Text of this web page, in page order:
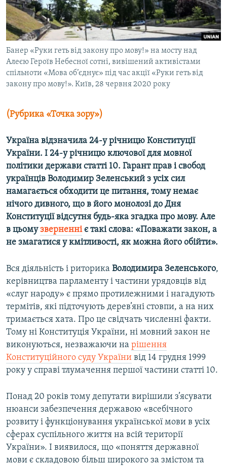
КРИМ РЕАЛІЇ
РУС
УКР
КТАТ
ДОЛУЧАЙСЯ!
Усі сайти RFE/RL
Банер «Руки геть від закону про мову!» на мосту над
Алеєю Героїв Небесної сотні, вивішений активістами
спільноти «Мова об’єднує» під час акції «Руки геть від
закону про мову!». Київ, 28 червня 2020 року
(Рубрика «Точка зору»)
Україна відзначила 24-у річницю Конституції
України. І 24-у річницю ключової для мовної
політики держави статті 10. Гарант прав і свобод
українців Володимир Зеленський з усіх сил
намагається обходити це питання, тому немає
нічого дивного, що в його монолозі до Дня
Конституції відсутня будь-яка згадка про мову. Але
в цьомузверненніє такі слова: «Поважати закон, а
не змагатися у кмітливості, як можна його обійти».
Вся діяльність і риторика Володимира Зеленського,
керівництва парламенту і частини урядовців від
«слуг народу» є прямо протилежними і нагадують
термітів, які підточують дерев’яні стовпи, а на них
тримається хата. Про це свідчать численні факти.
Тому ні Конституція України, ні мовний закон не
виконуються, незважаючи на рішення
Конституційного суду України від 14 грудня 1999
року у справі тлумачення першої частини статті 10.
Понад 20 років тому депутати вирішили з’ясувати
нюанси забезпечення державою «всебічного
розвиту і функціонування української мови в усіх
сферах суспільного життя на всій території
України». І виявилося, що «поняття державної
мови є складовою більш широкого за змістом та